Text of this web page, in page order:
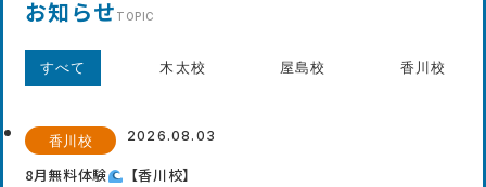
お知らせ TOPIC
すべて 木太校 屋島校 香川校
香川校 2026.08.03
8月無料体験 【香川校】